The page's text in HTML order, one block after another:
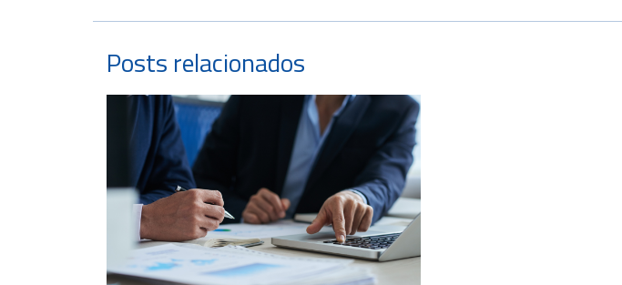
Posts relacionados